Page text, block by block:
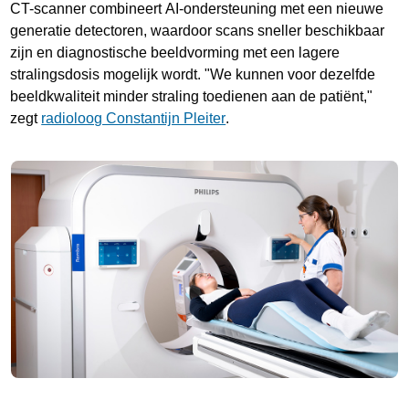
CT-scanner combineert AI-ondersteuning met een nieuwe
generatie detectoren, waardoor scans sneller beschikbaar
zijn en diagnostische beeldvorming met een lagere
stralingsdosis mogelijk wordt. "We kunnen voor dezelfde
beeldkwaliteit minder straling toedienen aan de patiënt,"
zegt radioloog Constantijn Pleiter.